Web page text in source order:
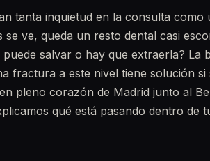
tanta inquietud en la consulta como
se ve, queda un resto dental casi
puede salvar o hay que extraerla? La
fractura a este nivel tiene solución
pleno corazón de Madrid junto al
qué está pasando dentro de